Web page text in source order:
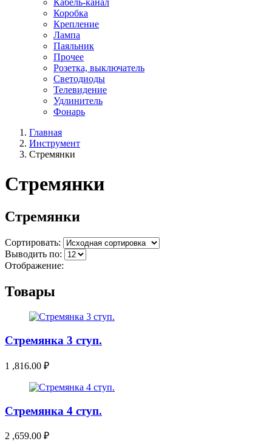
Коробка
Крепление
Лампа
Паяльник
Прочее
Розетка, выключатель
Светодиоды
Телевидение
Удлинитель
Фонарь
Главная
Инструмент
Стремянки
Стремянки
Стремянки
Сортировать:
Выводить по:
Отображение:
Товары
Стремянка 3 ступ.
1 ,816.00 ₽
Стремянка 4 ступ.
2 ,659.00 ₽